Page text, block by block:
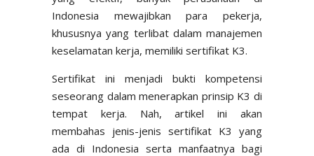
Indonesia mewajibkan para pekerja,
khususnya yang terlibat dalam manajemen
keselamatan kerja, memiliki sertifikat K3.
Sertifikat ini menjadi bukti kompetensi
seseorang dalam menerapkan prinsip K3 di
tempat kerja. Nah, artikel ini akan
membahas jenis-jenis sertifikat K3 yang
ada di Indonesia serta manfaatnya bagi